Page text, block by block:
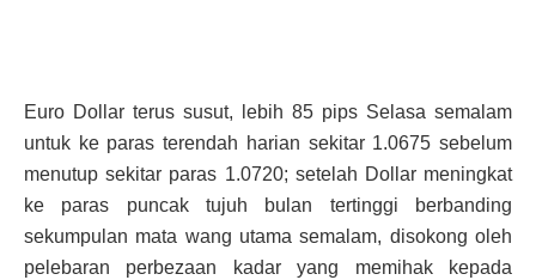
Euro Dollar terus susut, lebih 85 pips Selasa semalam
untuk ke paras terendah harian sekitar 1.0675 sebelum
menutup sekitar paras 1.0720; setelah Dollar meningkat
ke paras puncak tujuh bulan tertinggi berbanding
sekumpulan mata wang utama semalam, disokong oleh
pelebaran perbezaan kadar yang memihak kepada